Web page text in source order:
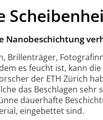
Nanobeschichtung
Brillen­träger,
es feucht ist, kann
der ETH Zürich
das Beschlagen
dauerhafte
eingebettet sind.